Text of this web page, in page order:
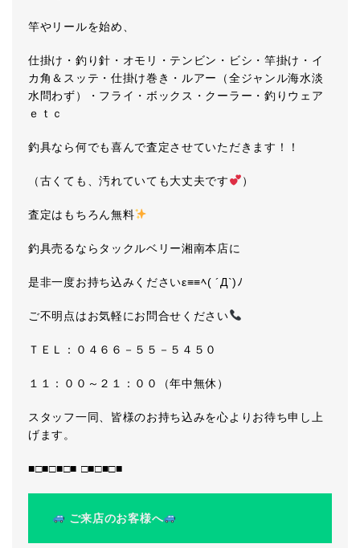
竿やリールを始め、
仕掛け・釣り針・オモリ・テンビン・ビシ・竿掛け・イ
カ角＆スッテ・仕掛け巻き・ルアー（全ジャンル海水淡
水問わず）・フライ・ボックス・クーラー・釣りウェア
ｅｔｃ
釣具なら何でも喜んで査定させていただきます！！
（古くても、汚れていても大丈夫です ）
査定はもちろん無料
釣具売るならタックルベリー湘南本店に
是非一度お持ち込みくださいε≡≡ﾍ( ´Д`)ﾉ
ご不明点はお気軽にお問合せください
ＴＥＬ：０４６６－５５－５４５０
１１：００～２１：００（年中無休）
スタッフ一同、皆様のお持ち込みを心よりお待ち申し上
げます。
■□■□■□■ □■□■□■
ご来店のお客様へ